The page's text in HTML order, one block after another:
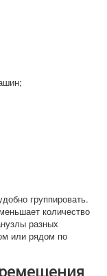
группировать.
количество
разных
или рядом по